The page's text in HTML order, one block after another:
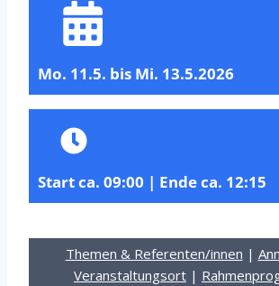
Mo. 11.5. bis Mi. 13.5.2026
Start ca. 09:00 | Ende ca. 12:15
Themen & Referenten/innen |
Veranstaltungsort |